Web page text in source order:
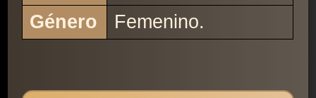
Género
Femenino.